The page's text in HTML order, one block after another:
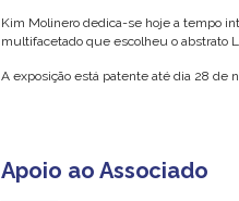
Kim Molinero dedica-se hoje a tempo
multifacetado que escolheu o abstrato
A exposição está patente até dia 28 de
Apoio ao Associado